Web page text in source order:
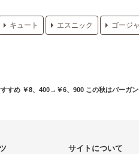
キュート エスニック ゴージ
すめ ￥8、400→￥6、900 この秋はバーガ
サイトについて